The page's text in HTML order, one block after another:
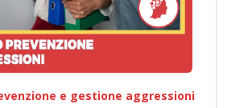
e gestione aggressioni